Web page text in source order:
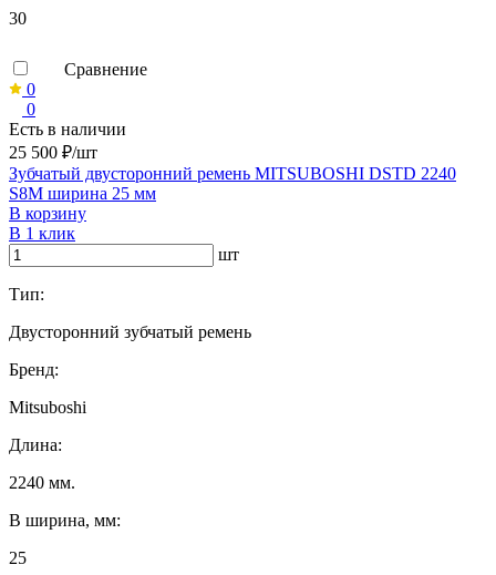
30
Сравнение
0
0
Есть в наличии
25 500 ₽/шт
Зубчатый двусторонний ремень MITSUBOSHI DSTD 2240
S8M ширина 25 мм
В корзину
В 1 клик
шт
Тип:
Двусторонний зубчатый ремень
Бренд:
Mitsuboshi
Длина:
2240 мм.
B ширина, мм:
25